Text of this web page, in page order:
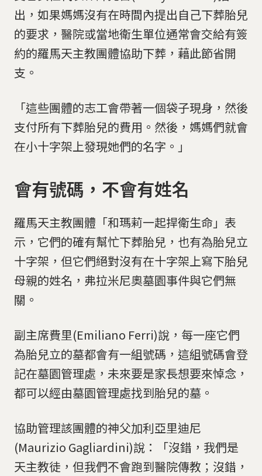
出，如果媽媽沒有在時間內提出自己下葬胎兒
的要求，醫院或當地衛生單位通常會交給有簽
約的羅馬天主教團體協助下葬，藉此節省開
支。
「這些團體的志工會帶著一個袋子現身，然後
支付所有下葬胎兒的費用。然後，媽媽們就會
在小十字架上發現她們的名字。」
會有號碼，不會有姓名
羅馬天主教團體「和瑪莉一起捍衛生命」表
示，它們的確有幫忙下葬胎兒，也有為胎兒立
十字架，但它們絕對沒有在十字架上寫下胎兒
母親的姓名，弗拉米尼奧墓園事件與它們無
關。
副主席費里(Emiliano Ferri)說，每一座它們
為胎兒立的墓都會有一組號碼，這組號碼會登
記在墓園管理處，未來要是家長想要來悼念，
都可以經由墓園管理處找到胎兒的墓。
協助管理該團體的神父加利亞里迪尼
(Maurizio Gagliardini)說：「沒錯，我們是
天主教徒，但我們不會跑到醫院傳教；沒錯，